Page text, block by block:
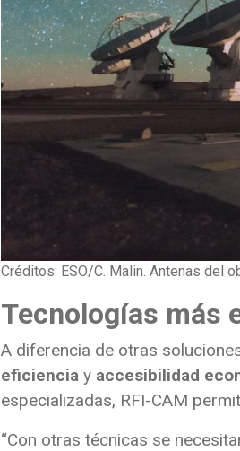
Créditos: ESO/C. Malin. Antenas del
Tecnologías más
A diferencia de otras
eficiencia y accesibilidad
especializadas, RFI-CAM
“Con otras técnicas se